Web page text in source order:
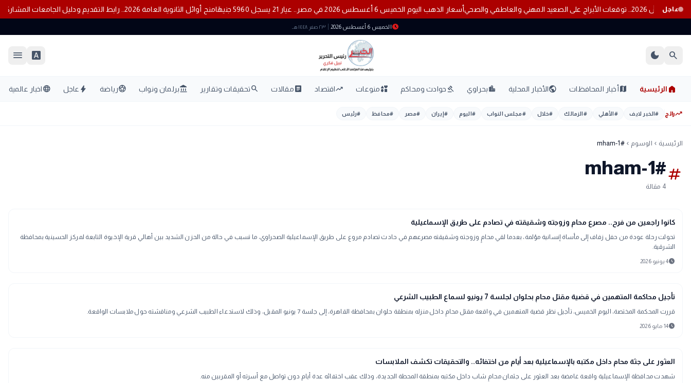
عاجلوالعاطفي والصحي أسعار الذهب اليوم الخميس 6 أغسطس 2026 في مصر.. عيار 21 يسجل 5960 جنيهًا منح أوائل الثانوية العامة 2026.. رابط التقديم ودليل الجامعات المشاركة
scheduleالخميس 6 أغسطس 2026 ٢٣ صفر ١٤٤٨ هـ
search
dark_mode
font_download
menu
home الرئيسية mapأخبار المحافظات publicالأخبار المحلية location_cityبحراوي gavelحوادث ومحاكم interestsمنوعات trending_upاقتصاد articleمقالات searchتحقيقات وتقارير account_balanceبرلمان ونواب sports_soccerرياضة bolt عاجل languageاخبار عالمية
trending_upرائج #الخبر لايف #الأهلي #الزمالك #خلال #مجلس النواب #اليوم #إيران #مصر #محافظ #رئيس
الرئيسية chevron_left الوسوم chevron_left
#mham-1
tag
#mham-1
4 مقالة
gavel
حوادث ومحاكم
كانوا راجعين من فرح.. مصرع محامٍ وزوجته وشقيقته في تصادم على طريق الإسماعيلية
تحولت رحلة عودة من حفل زفاف إلى مأساة إنسانية مؤلمة، بعدما لقي محامٍ وزوجته وشقيقته مصرعهم في حادث تصادم مروع على طريق الإسماعيلية الصحراوي، ما تسبب في حالة من الحزن الشديد بين أهالي قرية الإخيوة التابعة لمركز الحسينية بمحافظة
الشرقية.
schedule4 يونيو 2026
gavel
حوادث ومحاكم
تأجيل محاكمة المتهمين في قضية مقتل محامٍ بحلوان لجلسة 7 يونيو لسماع الطبيب الشرعي
قررت المحكمة المختصة، اليوم الخميس، تأجيل نظر قضية المتهمين في واقعة مقتل محامٍ داخل منزله بمنطقة حلوان بمحافظة القاهرة، إلى جلسة 7 يونيو المقبل، وذلك لاستدعاء الطبيب الشرعي ومناقشته حول ملابسات الواقعة.
schedule14 مايو 2026
gavel
حوادث ومحاكم
العثور على جثة محامٍ داخل مكتبه بالإسماعيلية بعد أيام من اختفائه.. والتحقيقات تكشف الملابسات
شهدت محافظة الإسماعيلية واقعة غامضة بعد العثور على جثمان محامٍ شاب داخل مكتبه بمنطقة المحطة الجديدة، وذلك عقب اختفائه عدة أيام دون تواصل مع أسرته أو المقربين منه.